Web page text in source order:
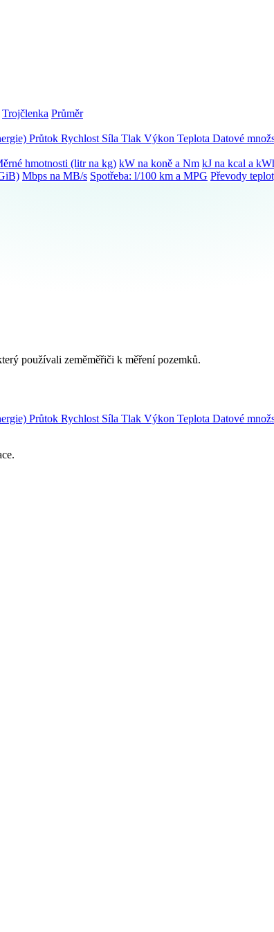
Trojčlenka Průměr
Průtok Rychlost Síla Tlak Výkon Teplota Datové
hmotnosti (litr na kg) kW na koně a Nm kJ na kcal a
Mbps na MB/s Spotřeba: l/100 km a MPG Převody
používali zeměměřiči k měření pozemků.
Průtok Rychlost Síla Tlak Výkon Teplota Datové